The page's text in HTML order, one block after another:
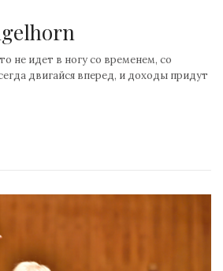
не идет в ногу со временем, со
двигайся вперед, и доходы придут